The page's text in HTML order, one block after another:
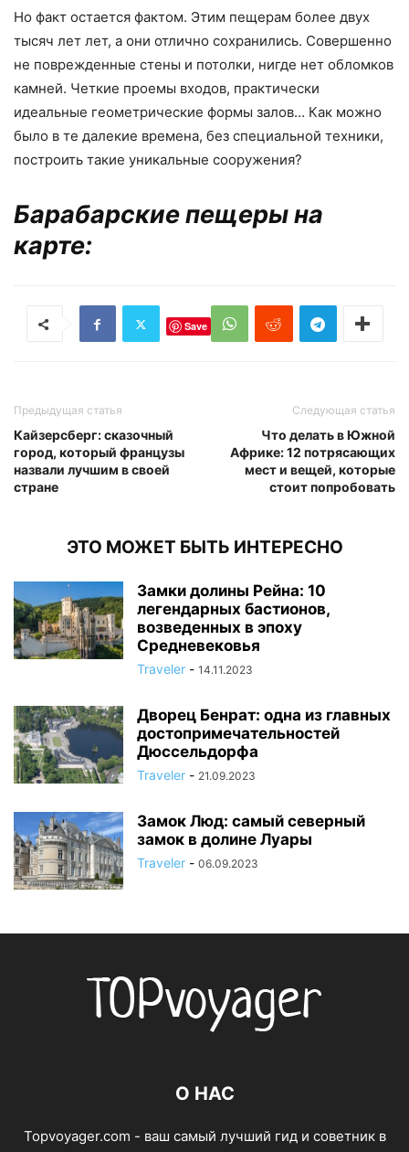
Но факт остается фактом. Этим пещерам более двух
тысяч лет лет, а они отлично сохранились. Совершенно
не поврежденные стены и потолки, нигде нет обломков
камней. Четкие проемы входов, практически
идеальные геометрические формы залов… Как можно
было в те далекие времена, без специальной техники,
построить такие уникальные сооружения?
Барабарские пещеры на
карте:
Save
Предыдущая статья
Кайзерсберг: сказочный
город, который французы
назвали лучшим в своей
стране
Следующая статья
Что делать в Южной
Африке: 12 потрясающих
мест и вещей, которые
стоит попробовать
ЭТО МОЖЕТ БЫТЬ ИНТЕРЕСНО
Замки долины Рейна: 10
легендарных бастионов,
возведенных в эпоху
Средневековья
Traveler - 14.11.2023
Дворец Бенрат: одна из главных
достопримечательностей
Дюссельдорфа
Traveler - 21.09.2023
Замок Люд: самый северный
замок в долине Луары
Traveler - 06.09.2023
О НАС
Topvoyager.com - ваш самый лучший гид и советник в